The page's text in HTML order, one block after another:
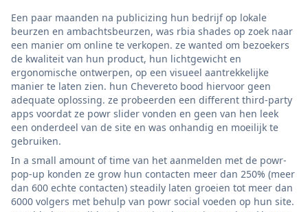
Een paar maanden na publicizing hun bedrijf op lokale
beurzen en ambachtsbeurzen, was rbia shades op zoek naar
een manier om online te verkopen. ze wanted om bezoekers
de kwaliteit van hun product, hun lichtgewicht en
ergonomische ontwerpen, op een visueel aantrekkelijke
manier te laten zien. hun Chevereto bood hiervoor geen
adequate oplossing. ze probeerden een different third-party
apps voordat ze powr slider vonden en geen van hen leek
een onderdeel van de site en was onhandig en moeilijk te
gebruiken.
In a small amount of time van het aanmelden met de powr-
pop-up konden ze grow hun contacten meer dan 250% (meer
dan 600 echte contacten) steadily laten groeien tot meer dan
6000 volgers met behulp van powr social voeden op hun site.